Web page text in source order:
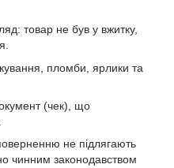
товар не був у вжитку,
пломби, ярлики та
(чек), що
не підлягають
чинним законодавством